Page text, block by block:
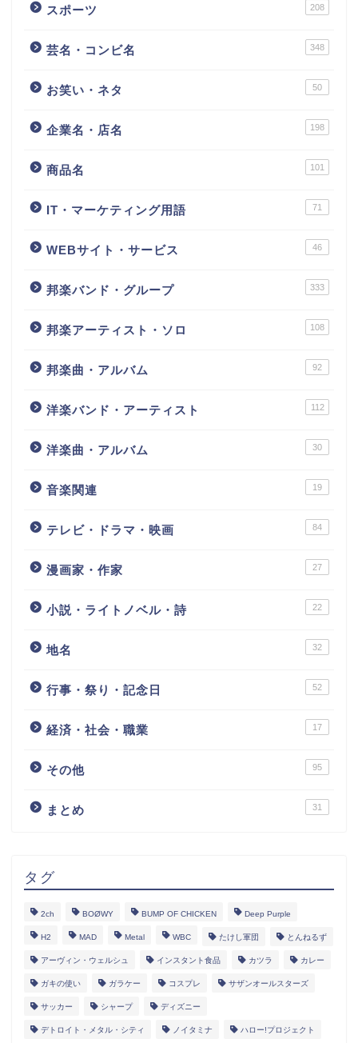
スポーツ 208
芸名・コンビ名 348
お笑い・ネタ 50
企業名・店名 198
商品名 101
IT・マーケティング用語 71
WEBサイト・サービス 46
邦楽バンド・グループ 333
邦楽アーティスト・ソロ 108
邦楽曲・アルバム 92
洋楽バンド・アーティスト 112
洋楽曲・アルバム 30
音楽関連 19
テレビ・ドラマ・映画 84
漫画家・作家 27
小説・ライトノベル・詩 22
地名 32
行事・祭り・記念日 52
経済・社会・職業 17
その他 95
まとめ 31
タグ
2ch BOØWY BUMP OF CHICKEN Deep Purple
H2 MAD Metal WBC たけし軍団 とんねるず
アーヴィン・ウェルシュ インスタント食品 カツラ カレー
ガキの使い ガラケー コスプレ サザンオールスターズ
サッカー シャープ ディズニー
デトロイト・メタル・シティ ノイタミナ ハロー!プロジェクト